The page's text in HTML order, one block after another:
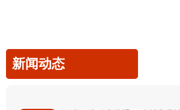
新闻动态